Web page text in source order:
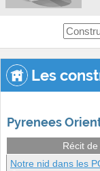
Les
Pyrenees
Récit
Notre nid dans les